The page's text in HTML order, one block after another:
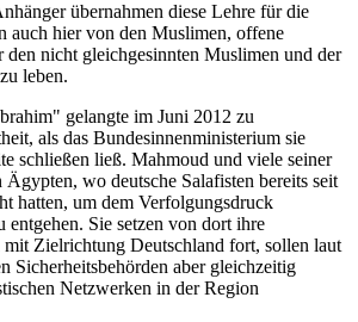
übernahmen diese Lehre für die
auch hier von den Muslimen, offene
den nicht gleichgesinnten Muslimen und der
leben.
gelangte im Juni 2012 zu
als das Bundesinnenministerium sie
schließen ließ. Mahmoud und viele seiner
Ägypten, wo deutsche Salafisten bereits seit
hatten, um dem Verfolgungsdruck
entgehen. Sie setzen von dort ihre
mit Zielrichtung Deutschland fort, sollen laut
Sicherheitsbehörden aber gleichzeitig
Netzwerken in der Region